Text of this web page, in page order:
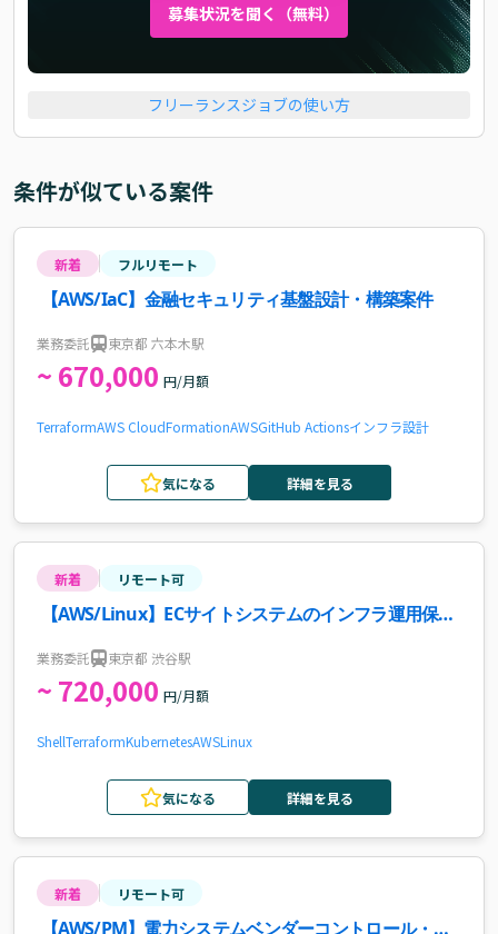
募集状況を聞く（無料）
フリーランスジョブの使い方
条件が似ている案件
新着 フルリモート
【AWS/IaC】金融セキュリティ基盤設計・構築案件
業務委託 東京都 六本木駅
~ 670,000 円/月額
TerraformAWS CloudFormationAWSGitHub Actionsインフラ設計
気になる 詳細を見る
新着 リモート可
【AWS/Linux】ECサイトシステムのインフラ運用保守
業務委託 東京都 渋谷駅
~ 720,000 円/月額
ShellTerraformKubernetesAWSLinux
気になる 詳細を見る
新着 リモート可
【AWS/PM】電力システムベンダーコントロール・受